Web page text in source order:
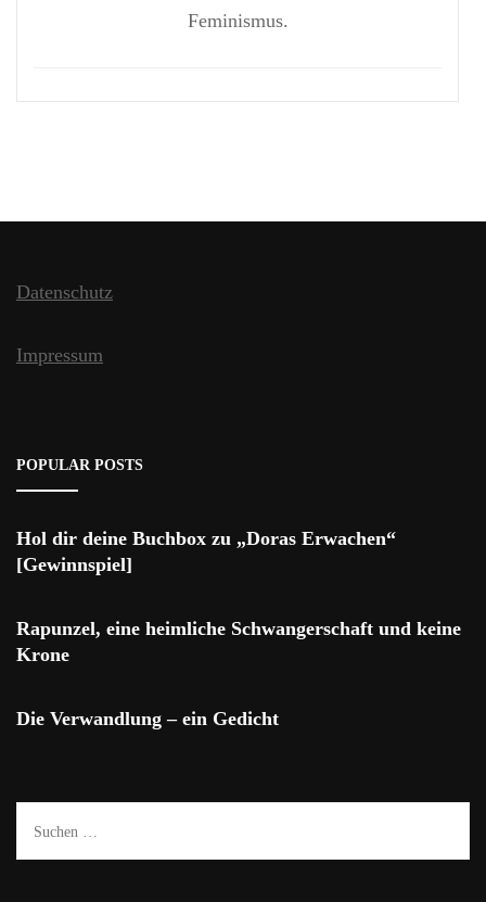
Feminismus.
Datenschutz
Impressum
POPULAR POSTS
Hol dir deine Buchbox zu „Doras Erwachen“
[Gewinnspiel]
Rapunzel, eine heimliche Schwangerschaft und keine
Krone
Die Verwandlung – ein Gedicht
Suchen
nach: